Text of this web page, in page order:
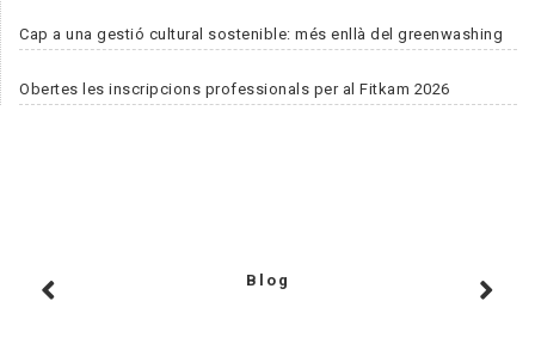
Cap a una gestió cultural sostenible: més enllà del greenwashing
Obertes les inscripcions professionals per al Fitkam 2026
Blog